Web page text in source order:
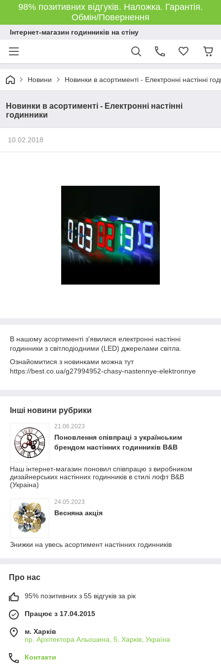
98% позитивних відгуків. Наложка. Гарантія.
Обмін/Повернення
Інтернет-магазин годинників на стіну
Новини Новинки в асортименті - Електронні настінні
Новинки в асортименті - Електронні настінні
годинники
10.02.2018
В нашому асортименті з'явилися електронні настінні
годинники з світлодіодними (LED) джерелами світла.
Ознайомитися з новинками можна тут
https://best.co.ua/g27994952-chasy-nastennye-elektronnye
Інші новини рубрики
21.06.2023
Поновлення співпраці з українським
брендом настінних годинників B&B
Наш інтернет-магазин поновил співпрацю з виробником
дизайнерських настінних годинників в стилі лофт B&B
(Украіна)
24.05.2023
Весняна акція
Знижки на увесь асортимент настінних годинників
Про нас
95% позитивних з 55 відгуків за рік
Працює з 17.04.2015
м. Харків
пр. Архітектора Альошина, 5, Харків, Україна
Контакти